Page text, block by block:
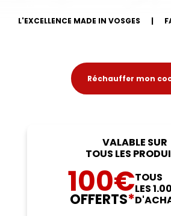
L'EXCELLENCE MADE IN VOSGES |
Réchauffer mon
VALABLE SUR
TOUS LES
100€
OFFERTS*
TOUS
LES